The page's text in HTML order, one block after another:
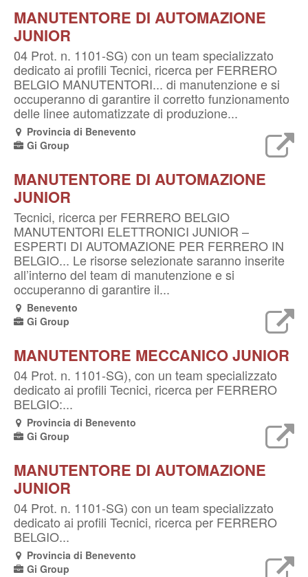
MANUTENTORE DI AUTOMAZIONE
JUNIOR
04 Prot. n. 1101-SG) con un team specializzato
dedicato ai profili Tecnici, ricerca per FERRERO
BELGIO MANUTENTORI... di manutenzione e si
occuperanno di garantire il corretto funzionamento
delle linee automatizzate di produzione...
Provincia di Benevento
Gi Group
MANUTENTORE DI AUTOMAZIONE
JUNIOR
Tecnici, ricerca per FERRERO BELGIO
MANUTENTORI ELETTRONICI JUNIOR –
ESPERTI DI AUTOMAZIONE PER FERRERO IN
BELGIO... Le risorse selezionate saranno inserite
all’interno del team di manutenzione e si
occuperanno di garantire il...
Benevento
Gi Group
MANUTENTORE MECCANICO JUNIOR
04 Prot. n. 1101-SG), con un team specializzato
dedicato ai profili Tecnici, ricerca per FERRERO
BELGIO:...
Provincia di Benevento
Gi Group
MANUTENTORE DI AUTOMAZIONE
JUNIOR
04 Prot. n. 1101-SG) con un team specializzato
dedicato ai profili Tecnici, ricerca per FERRERO
BELGIO...
Provincia di Benevento
Gi Group